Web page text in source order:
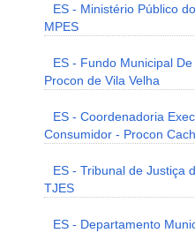
ES - Ministério Público
MPES
ES - Fundo Municipal
Procon de Vila Velha
ES - Coordenadoria
Consumidor - Procon
ES - Tribunal de Justiça
TJES
ES - Departamento